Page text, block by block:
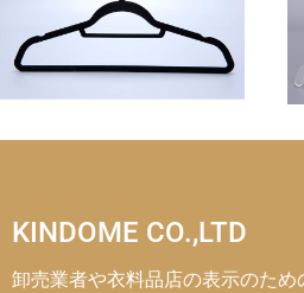
KINDOME CO.,LTD
卸売業者や衣料品店の表示のた